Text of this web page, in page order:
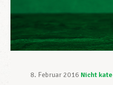
8. Februar 2016 Nicht